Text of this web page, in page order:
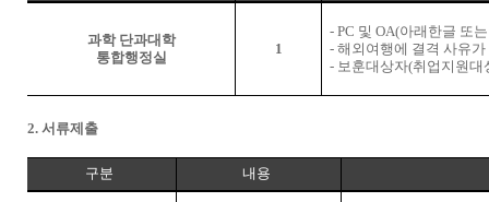
과학 단과대학
통합행정실
1
- PC 및 OA(아래한글 또
- 해외여행에 결격 사유
- 보훈대상자(취업지원대
2. 서류제출
구분 내용